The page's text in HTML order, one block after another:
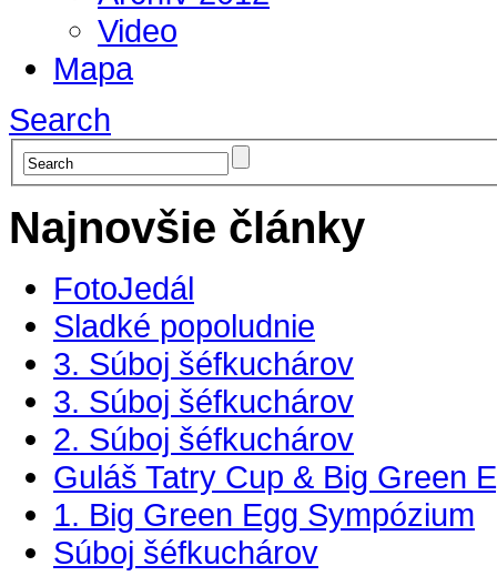
Video
Mapa
Search
Najnovšie články
FotoJedál
Sladké popoludnie
3. Súboj šéfkuchárov
3. Súboj šéfkuchárov
2. Súboj šéfkuchárov
Guláš Tatry Cup & Big Green
1. Big Green Egg Sympózium
Súboj šéfkuchárov